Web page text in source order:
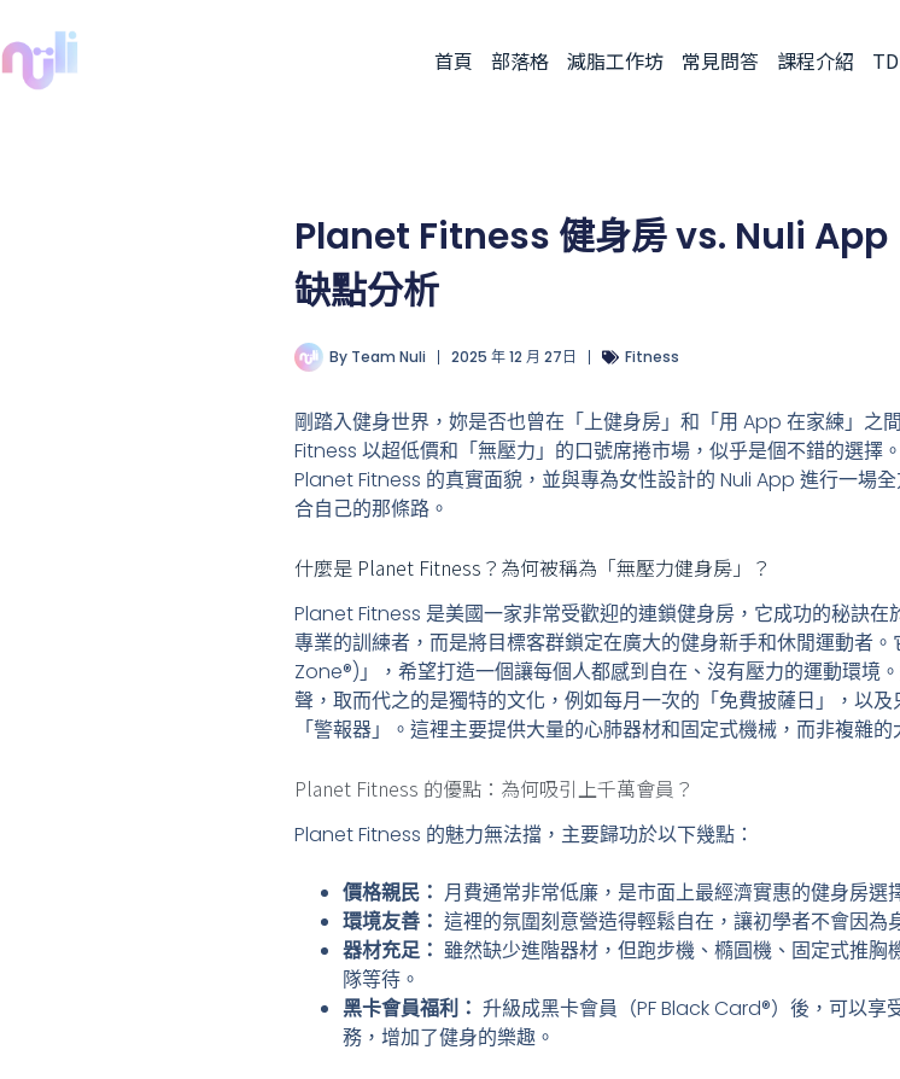
首頁 部落格 減脂工作坊 常見問答 課程介紹
Planet Fitness 健身房 vs. Nuli App
缺點分析
By Team Nuli 2025 年 12 月 27日 Fitness
剛踏入健身世界，妳是否也曾在「上健身房」和「用 App 在家練」之
Fitness 以超低價和「無壓力」的口號席捲市場，似乎是個不錯的選擇
Planet Fitness 的真實面貌，並與專為女性設計的 Nuli App 進行一場
合自己的那條路。
什麼是 Planet Fitness？為何被稱為「無壓力健身房」？
Planet Fitness 是美國一家非常受歡迎的連鎖健身房，它成功的秘訣在
專業的訓練者，而是將目標客群鎖定在廣大的健身新手和休閒運動者
Zone®)」，希望打造一個讓每個人都感到自在、沒有壓力的運動環境
聲，取而代之的是獨特的文化，例如每月一次的「免費披薩日」，以
「警報器」。這裡主要提供大量的心肺器材和固定式機械，而非複雜的
Planet Fitness 的優點：為何吸引上千萬會員？
Planet Fitness 的魅力無法擋，主要歸功於以下幾點：
價格親民： 月費通常非常低廉，是市面上最經濟實惠的健身房選
環境友善： 這裡的氛圍刻意營造得輕鬆自在，讓初學者不會因為
器材充足： 雖然缺少進階器材，但跑步機、橢圓機、固定式推
隊等待。
黑卡會員福利： 升級成黑卡會員（PF Black Card®）後，可以
務，增加了健身的樂趣。